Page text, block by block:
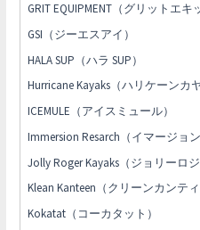
GRIT EQUIPMENT（グリットエキ
GSI（ジーエスアイ）
HALA SUP（ハラ SUP）
Hurricane Kayaks（ハリケーンカ
ICEMULE（アイスミュール）
Immersion Resarch（イマージョ
Jolly Roger Kayaks（ジョリーロ
Klean Kanteen（クリーンカンティ
Kokatat（コーカタット）